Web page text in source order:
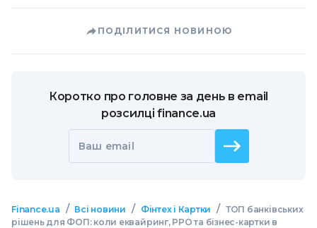
ПОДІЛИТИСЯ НОВИНОЮ
Коротко про головне за день в email
розсилці finance.ua
Ваш email
Finance.ua / Всі новини / Фінтех і Картки / ТОП банківських
рішень для ФОП: коли еквайринг, РРО та бізнес-картки в